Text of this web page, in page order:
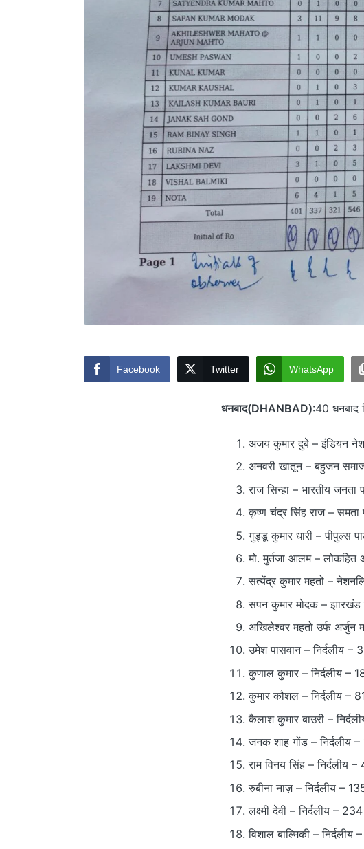
Facebook Twitter WhatsApp
धनबाद(DHANBAD):40 धनबाद
अजय कुमार दुबे – इंडियन
अनवरी खातून – बहुजन समाज
राज सिन्हा – भारतीय जनता
कृष्ण चंद्र सिंह राज – समता
गुड्डू कुमार धारी – पीपुल्स
मो. मुर्तजा आलम – लोकहित
सत्येंद्र कुमार महतो –
सपन कुमार मोदक – झारखंड
अखिलेश्वर महतो उर्फ अर्जुन
उमेश पासवान – निर्दलीय –
कुणाल कुमार – निर्दलीय –
कुमार कौशल – निर्दलीय –
कैलाश कुमार बाउरी –
जनक शाह गोंड – निर्दलीय
राम विनय सिंह – निर्दलीय –
रुबीना नाज़ – निर्दलीय –
लक्ष्मी देवी – निर्दलीय – 234
विशाल बाल्मिकी – निर्दलीय